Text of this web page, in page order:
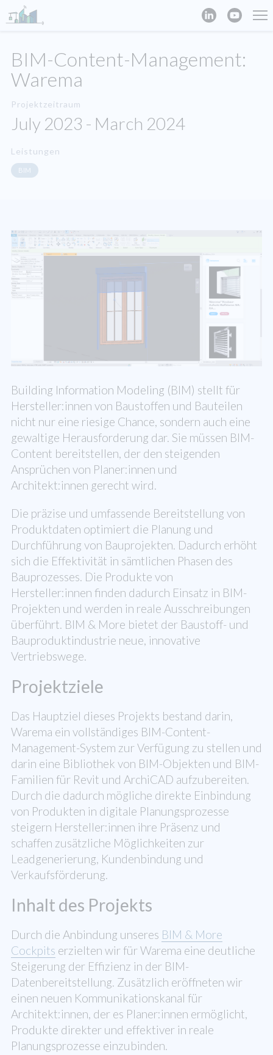
BIM-Content-Management:
Warema
Projektzeitraum
July 2023 - March 2024
Leistungen
BIM
Building Information Modeling (BIM) stellt für
Hersteller:innen von Baustoffen und Bauteilen
nicht nur eine riesige Chance, sondern auch eine
gewaltige Herausforderung dar. Sie müssen BIM-
Content bereitstellen, der den steigenden
Ansprüchen von Planer:innen und
Architekt:innen gerecht wird.
Die präzise und umfassende Bereitstellung von
Produktdaten optimiert die Planung und
Durchführung von Bauprojekten. Dadurch erhöht
sich die Effektivität in sämtlichen Phasen des
Bauprozesses. Die Produkte von
Hersteller:innen finden dadurch Einsatz in BIM-
Projekten und werden in reale Ausschreibungen
überführt. BIM & More bietet der Baustoff- und
Bauproduktindustrie neue, innovative
Vertriebswege.
Projektziele
Das Hauptziel dieses Projekts bestand darin,
Warema ein vollständiges BIM-Content-
Management-System zur Verfügung zu stellen und
darin eine Bibliothek von BIM-Objekten und BIM-
Familien für Revit und ArchiCAD aufzubereiten.
Durch die dadurch mögliche direkte Einbindung
von Produkten in digitale Planungsprozesse
steigern Hersteller:innen ihre Präsenz und
schaffen zusätzliche Möglichkeiten zur
Leadgenerierung, Kundenbindung und
Verkaufsförderung.
Inhalt des Projekts
Durch die Anbindung unseres BIM & More
Cockpits erzielten wir für Warema eine deutliche
Steigerung der Effizienz in der BIM-
Datenbereitstellung. Zusätzlich eröffneten wir
einen neuen Kommunikationskanal für
Architekt:innen, der es Planer:innen ermöglicht,
Produkte direkter und effektiver in reale
Planungsprozesse einzubinden.